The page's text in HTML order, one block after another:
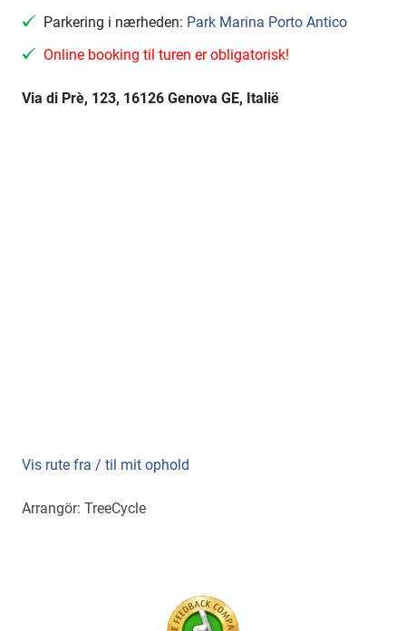
Parkering i nærheden: Park Marina Porto Antico
Online booking til turen er obligatorisk!
Via di Prè, 123, 16126 Genova GE, Italië
Vis rute fra / til mit ophold
Arrangör: TreeCycle